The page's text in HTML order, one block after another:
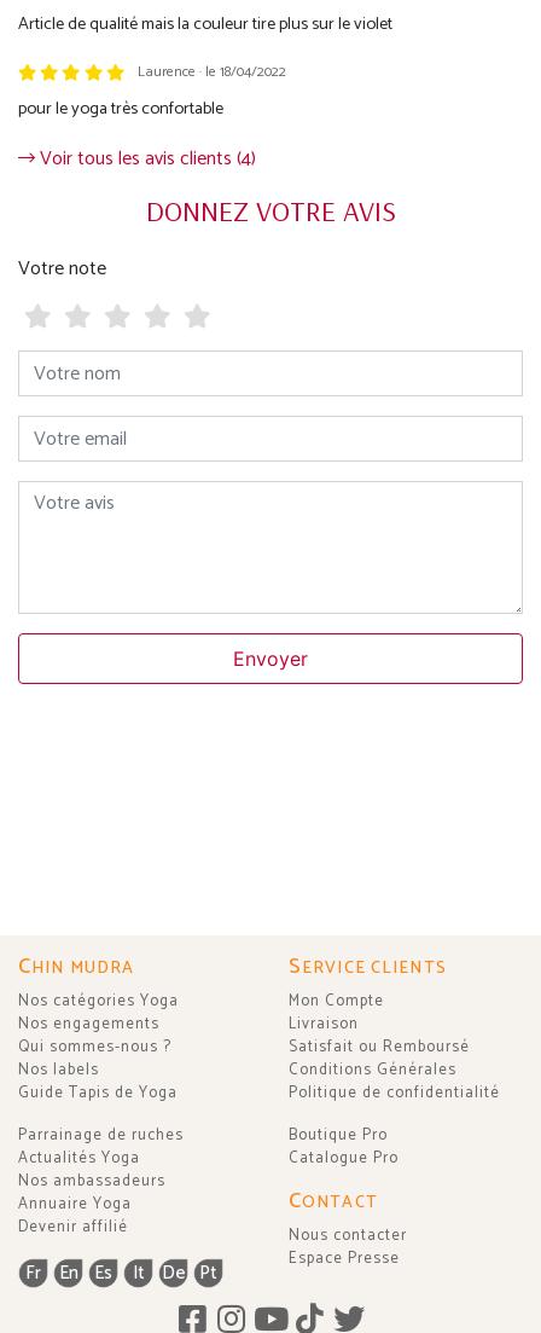
Article de qualité mais la couleur tire plus sur le violet
Laurence · le 18/04/2022
pour le yoga très confortable
Voir tous les avis clients (4)
DONNEZ VOTRE AVIS
Votre note
Votre nom
Votre email
Votre avis
Envoyer
CHIN MUDRA
Nos catégories Yoga
Nos engagements
Qui sommes-nous ?
Nos labels
Guide Tapis de Yoga
Parrainage de ruches
Actualités Yoga
Nos ambassadeurs
Annuaire Yoga
Devenir affilié
Fr En Es It De Pt
SERVICE CLIENTS
Mon Compte
Livraison
Satisfait ou Remboursé
Conditions Générales
Politique de confidentialité
Boutique Pro
Catalogue Pro
CONTACT
Nous contacter
Espace Presse